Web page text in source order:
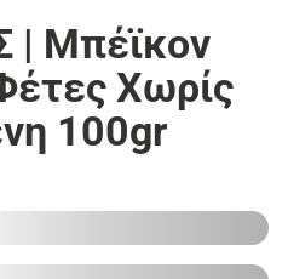
Μπέϊκον
Χωρίς
100gr